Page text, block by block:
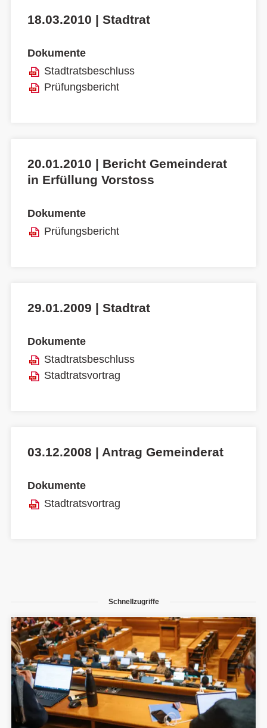
18.03.2010 | Stadtrat
Dokumente
Stadtratsbeschluss
Prüfungsbericht
20.01.2010 | Bericht Gemeinderat
in Erfüllung Vorstoss
Dokumente
Prüfungsbericht
29.01.2009 | Stadtrat
Dokumente
Stadtratsbeschluss
Stadtratsvortrag
03.12.2008 | Antrag Gemeinderat
Dokumente
Stadtratsvortrag
Schnellzugriffe